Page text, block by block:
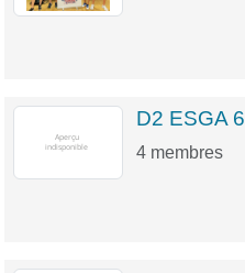
D2 ESGA 6
4 membres